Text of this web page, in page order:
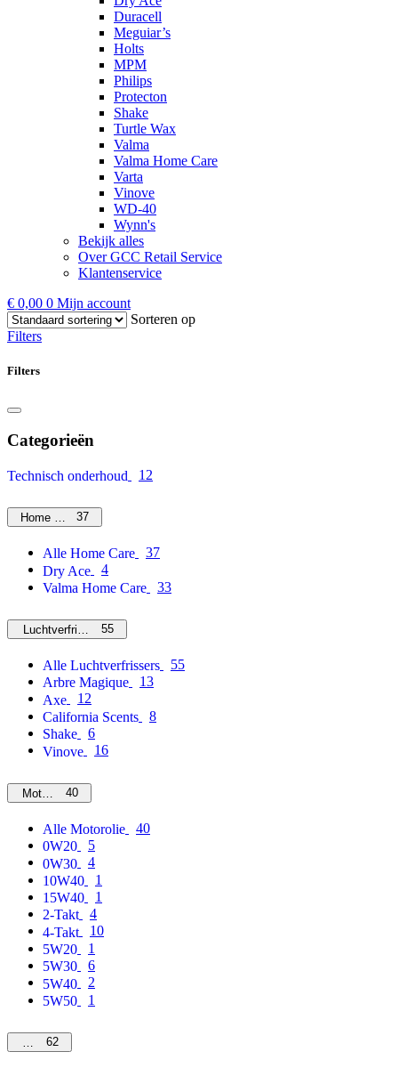
Duracell
Meguiar’s
Holts
MPM
Philips
Protecton
Shake
Turtle Wax
Valma
Valma Home Care
Varta
Vinove
WD-40
Wynn's
Bekijk alles
Over GCC Retail Service
Klantenservice
€ 0,00 0 Mijn account
Sorteren op
Filters
Filters
Categorieën
Technisch onderhoud 12
Home Care37
Alle Home Care
37
Dry Ace
4
Valma Home Care
33
Luchtverfrissers55
Alle Luchtverfrissers
55
Arbre Magique
13
Axe
12
California Scents
8
Shake
6
Vinove
16
Motorolie40
Alle Motorolie
40
0W20
5
0W30
4
10W40
1
15W40
1
2-Takt
4
4-Takt
10
5W20
1
5W30
6
5W40
2
5W50
1
MPM62